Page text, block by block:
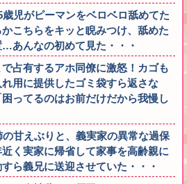
児がピーマンをベロベロ舐めてた
こちらをキッと睨みつけ、舐めた
あんなの初めて見た・・・
占有するアホ同僚に激怒！カゴも
用に提供したゴミ袋すら返さな
ってるのはお前だけだから我慢し
甘えぶりと、義実家の異常な過保
く実家に帰省して家事を高齢親に
ら義兄に送迎させていた・・・